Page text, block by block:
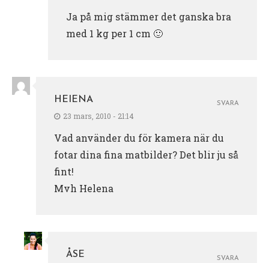
Ja på mig stämmer det ganska bra
med 1 kg per 1 cm 🙂
HEIENA
23 mars, 2010 - 21:14
Vad använder du för kamera när du
fotar dina fina matbilder? Det blir ju så
fint!
Mvh Helena
SVARA
ÅSE
SVARA